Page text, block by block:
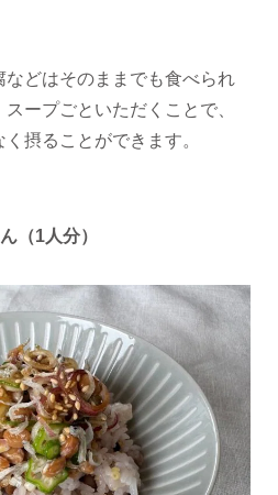
などはそのままでも食べられ
ープごといただくことで、
摂ることができます。
（1人分）